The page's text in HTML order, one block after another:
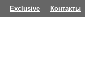
Exclusive Контакты